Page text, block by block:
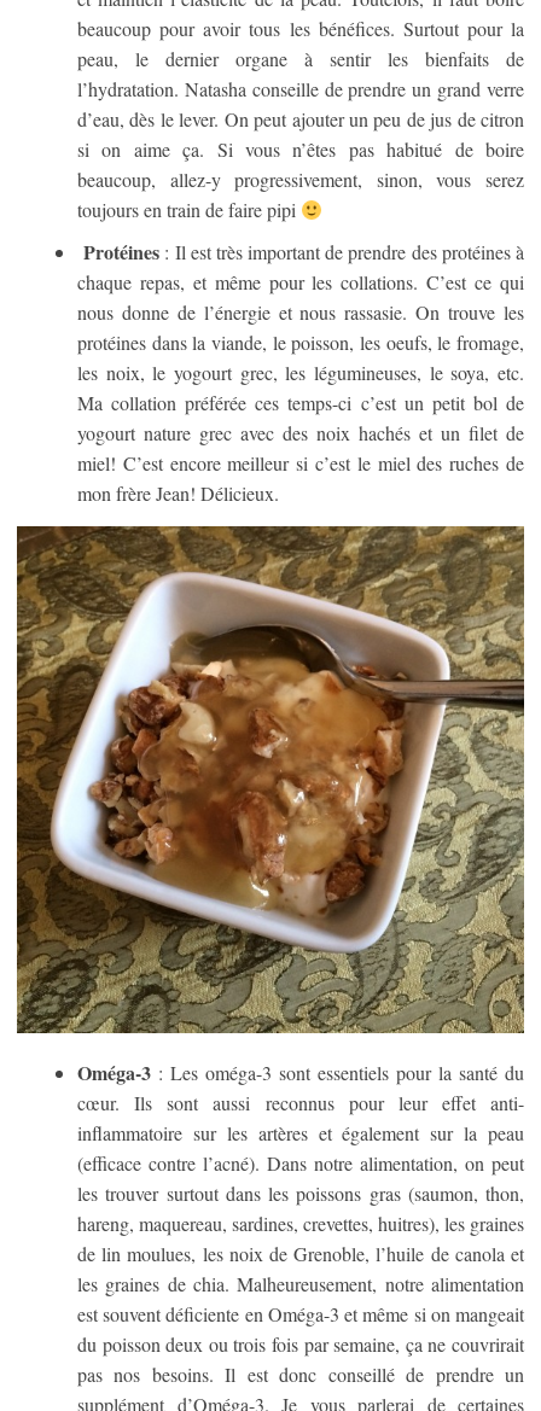
beaucoup pour avoir tous les bénéfices. Surtout pour la
peau, le dernier organe à sentir les bienfaits de
l’hydratation. Natasha conseille de prendre un grand verre
d’eau, dès le lever. On peut ajouter un peu de jus de citron
si on aime ça. Si vous n’êtes pas habitué de boire
beaucoup, allez-y progressivement, sinon, vous serez
toujours en train de faire pipi
Protéines : Il est très important de prendre des protéines à
chaque repas, et même pour les collations. C’est ce qui
nous donne de l’énergie et nous rassasie. On trouve les
protéines dans la viande, le poisson, les oeufs, le fromage,
les noix, le yogourt grec, les légumineuses, le soya, etc.
Ma collation préférée ces temps-ci c’est un petit bol de
yogourt nature grec avec des noix hachés et un filet de
miel! C’est encore meilleur si c’est le miel des ruches de
mon frère Jean! Délicieux.
Oméga-3 : Les oméga-3 sont essentiels pour la santé du
cœur. Ils sont aussi reconnus pour leur effet anti-
inflammatoire sur les artères et également sur la peau
(efficace contre l’acné). Dans notre alimentation, on peut
les trouver surtout dans les poissons gras (saumon, thon,
hareng, maquereau, sardines, crevettes, huitres), les graines
de lin moulues, les noix de Grenoble, l’huile de canola et
les graines de chia. Malheureusement, notre alimentation
est souvent déficiente en Oméga-3 et même si on mangeait
du poisson deux ou trois fois par semaine, ça ne couvrirait
pas nos besoins. Il est donc conseillé de prendre un
supplément d’Oméga-3. Je vous parlerai de certaines